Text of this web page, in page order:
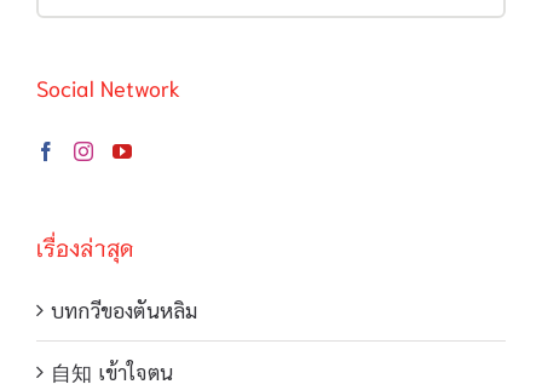
Social Network
เรื่องล่าสุด
บทกวีของตันหลิม
自知 เข้าใจตน